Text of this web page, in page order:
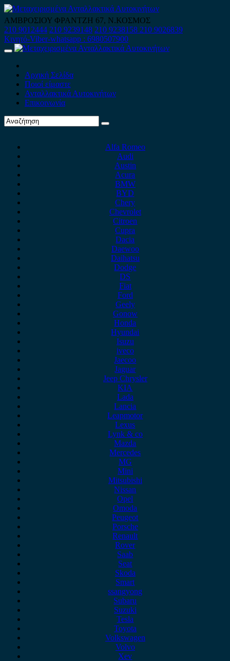
Skip
to
content
ΑΜΒΡΟΣΙΟΥ ΦΡΑΝΤΖΗ 67, Ν.ΚΟΣΜΟΣ
210 9012444 210 9239148 210 9238158 210 9026839
Κινητό-Viber-whatsapp : 6980507900
Primary
Αρχική Σελίδα
Ποιοί είμαστε
Ανταλλακτικά Αυτοκινήτων
Επικοινωνία
Alfa Romeo
Audi
Austin
Acura
BMW
BYD
Chery
Chevrolet
Citroen
Cupra
Dacia
Daewoo
Daihatsu
Dodge
DS
Fiat
Ford
Geely
Gonow
Honda
Hyundai
Isuzu
iveco
Jaecoo
Jaguar
Jeep Chrysler
KIA
Lada
Lancia
Leapmotor
Lexus
Lynk & co
Mazda
Mercedes
MG
Mini
Mitsubishi
Nissan
Opel
Omoda
Peugeot
Porsche
Renault
Rover
Saab
Seat
Skoda
Smart
ssangyong
Subaru
Suzuki
Tesla
Toyota
Volkswagen
Volvo
Xev